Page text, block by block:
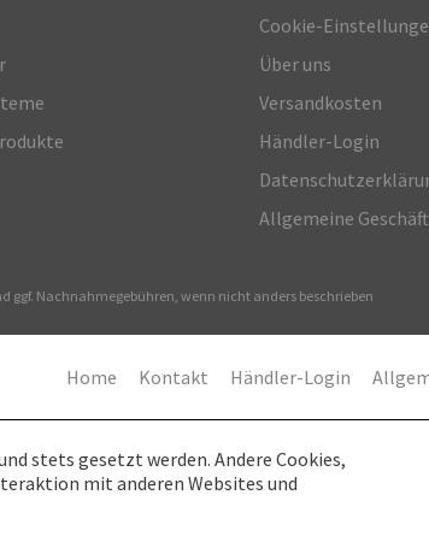
Cookie-
Über uns
Versandkosten
Händler-Login
Allgemeine
ggf. Nachnahmegebühren, wenn nicht anders beschrieben
Home Kontakt Händler-Login
stets gesetzt werden. Andere Cookies,
mit anderen Websites und